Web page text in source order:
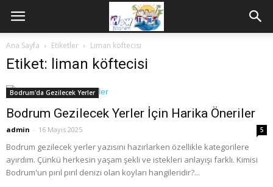
Ana Sayfa Etiketler Liman köftecisi
Etiket: liman köftecisi
Bodrum'da Gezilecek Yerler
Bodrum Gezilecek Yerler İçin Harika Öneriler
admin - 16 Mayıs 2025 5
Bodrum gezilecek yerler yazısını hazırlarken özellikle kategorilere
ayırdım. Çünkü herkesin yaşam şekli ve istekleri anlayışı farklı. Kimisi
Bodrum'un pırıl pırıl denizi olan koyları hangileridir?...